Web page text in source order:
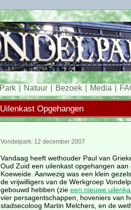
Park Natuur Bezoek Media
Uilenkast Opgehangen
Vondelpark: 12 december 2007
Vandaag heeft wethouder Paul van
Oud Zuid een uilenkast opgehangen aan
Koeweide. Aanwezig was een klein
de vrijwilligers van de Werkgroep
gebouwd hebben (zie een nieuwe
vier persagentschappen, hoveniers van
stadsecoloog Martin Melchers, en de